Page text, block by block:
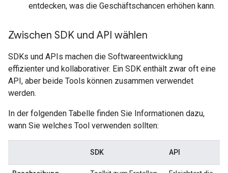
entdecken, was die Geschäftschancen erhöhen kann.
Zwischen SDK und API wählen
SDKs und APIs machen die Softwareentwicklung
effizienter und kollaborativer. Ein SDK enthält zwar oft eine
API, aber beide Tools können zusammen verwendet
werden.
In der folgenden Tabelle finden Sie Informationen dazu,
wann Sie welches Tool verwenden sollten:
SDK API